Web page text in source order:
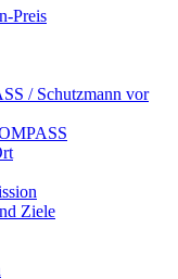
Preis
/ Schutzmann vor
Ziele